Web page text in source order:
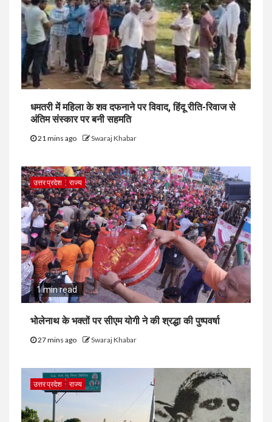
धमतरी में महिला के शव दफनाने पर विवाद, हिंदू रीति-रिवाज से
अंतिम संस्कार पर बनी सहमति
21 mins ago Swaraj Khabar
उत्तर प्रदेश राज्य
1 min read
भोलेनाथ के भक्तों पर सीएम योगी ने की श्रद्धा की पुष्पवर्षा
27 mins ago Swaraj Khabar
उत्तर प्रदेश राज्य